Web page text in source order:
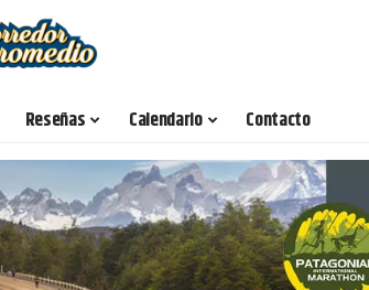
Reseñas Calendario Contacto